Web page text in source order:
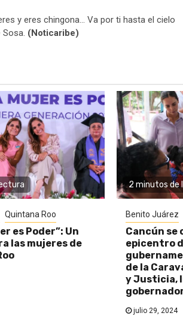
y eres chingona… Va por ti hasta el cielo
Sosa. (Noticaribe)
Quintana Roo
es Poder”: Un
las mujeres de
2 minutos de
Benito Juárez
Cancún se
epicentro
de la
y Justicia,
julio 29, 2024